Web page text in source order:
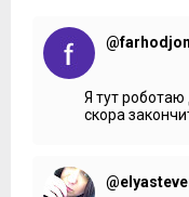
Я тут роботаю
скора